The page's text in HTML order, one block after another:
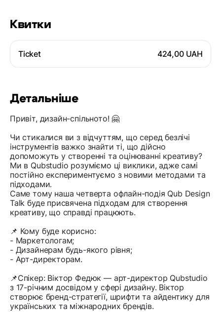
Квитки
Ticket 424,00 UAH
Детальніше
Привіт, дизайн-спільното! 🤗
Чи стикалися ви з відчуттям, що серед безлічі
інструментів важко знайти ті, що дійсно
допоможуть у створенні та оцінюванні креативу?
Ми в Qubstudio розуміємо ці виклики, адже самі
постійно експериментуємо з новими методами та
підходами.
Саме тому наша четверта офлайн-подія Qub Design
Talk буде присвячена підходам для створення
креативу, що справді працюють.
📌 Кому буде корисно:
- Маркетологам;
- Дизайнерам будь-якого рівня;
- Арт-директорам.
📌Спікер: Віктор Федюк — арт-директор Qubstudio
з 17-річним досвідом у сфері дизайну. Віктор
створює бренд-стратегії, шрифти та айдентику для
українських та міжнародних брендів.